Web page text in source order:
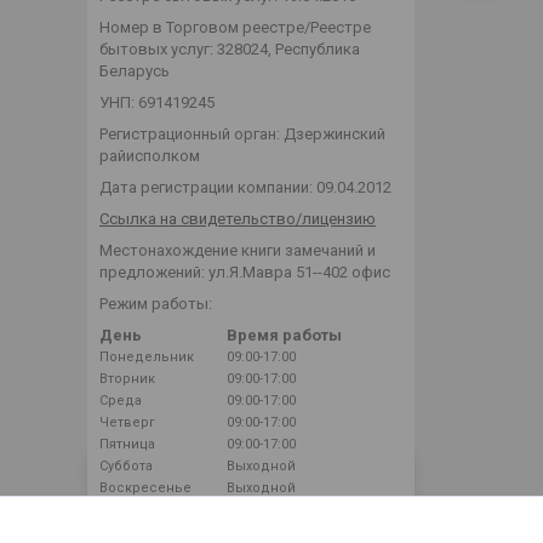
Номер в Торговом реестре/Реестре
бытовых услуг: 328024, Республика
Беларусь
УНП: 691419245
Регистрационный орган: Дзержинский
райисполком
Дата регистрации компании: 09.04.2012
Ссылка на свидетельство/лицензию
Местонахождение книги замечаний и
предложений: ул.Я.Мавра 51--402 офис
Режим работы:
День
Время работы
Понедельник
09:00-17:00
Вторник
09:00-17:00
Среда
09:00-17:00
Четверг
09:00-17:00
Пятница
09:00-17:00
Суббота
Выходной
Воскресенье
Выходной